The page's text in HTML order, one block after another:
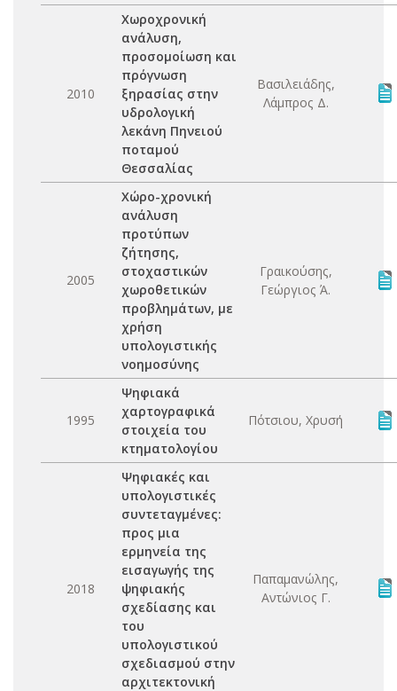
2010
Χωροχρονική
ανάλυση,
προσομοίωση και
πρόγνωση
ξηρασίας στην
υδρολογική
λεκάνη Πηνειού
ποταμού
Θεσσαλίας
Βασιλειάδης,
Λάμπρος Δ.
2005
Χώρο-χρονική
ανάλυση
προτύπων
ζήτησης,
στοχαστικών
χωροθετικών
προβλημάτων, με
χρήση
υπολογιστικής
νοημοσύνης
Γραικούσης,
Γεώργιος Ά.
1995
Ψηφιακά
χαρτογραφικά
στοιχεία του
κτηματολογίου
Πότσιου, Χρυσή
2018
Ψηφιακές και
υπολογιστικές
συντεταγμένες:
προς μια
ερμηνεία της
εισαγωγής της
ψηφιακής
σχεδίασης και
του
υπολογιστικού
σχεδιασμού στην
αρχιτεκτονική
Παπαμανώλης,
Αντώνιος Γ.